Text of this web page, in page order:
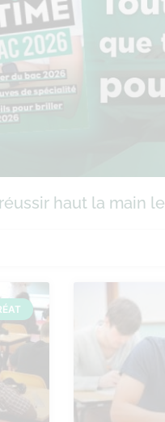
haut la main